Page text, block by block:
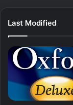
Last Modified